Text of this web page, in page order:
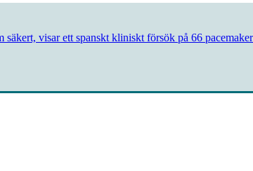
visar ett spanskt kliniskt försök på 66